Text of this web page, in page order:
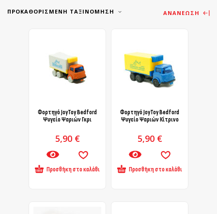
ΠΡΟΚΑΘΟΡΙΣΜΈΝΗ ΤΑΞΙΝΌΜΗΣΗ ΑΝΑΝΈΩΣΗ
Φορτηγό JoyToy Bedford
Ψυγείο Ψαριών Γκρι
5,90 €
Προσθήκη στο καλάθι
Φορτηγό JoyToy Bedford
Ψυγείο Ψαριών Κίτρινο
5,90 €
Προσθήκη στο καλάθι